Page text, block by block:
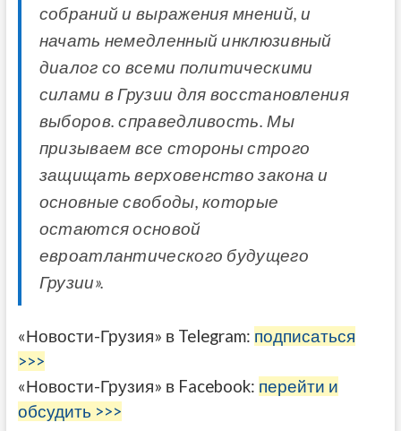
собраний и выражения мнений, и
начать немедленный инклюзивный
диалог со всеми политическими
силами в Грузии для восстановления
выборов. справедливость. Мы
призываем все стороны строго
защищать верховенство закона и
основные свободы, которые
остаются основой
евроатлантического будущего
Грузии».
«Новости-Грузия» в Telegram: подписаться
>>>
«Новости-Грузия» в Facebook: перейти и
обсудить >>>